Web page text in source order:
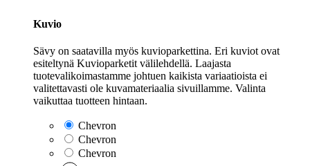
Kuvio
Sävy on saatavilla myös kuvioparkettina. Eri kuviot ovat
esiteltynä Kuvioparketit välilehdellä. Laajasta
tuotevalikoimastamme johtuen kaikista variaatioista ei
valitettavasti ole kuvamateriaalia sivuillamme. Valinta
vaikuttaa tuotteen hintaan.
Chevron
Chevron
Chevron